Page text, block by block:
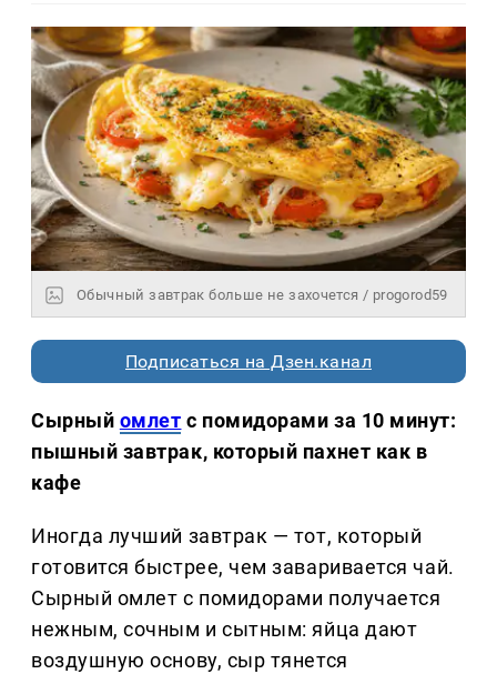
Обычный завтрак больше не захочется / progorod59
Подписаться на Дзен.канал
Сырный омлет с помидорами за 10 минут:
пышный завтрак, который пахнет как в
кафе
Иногда лучший завтрак — тот, который
готовится быстрее, чем заваривается чай.
Сырный омлет с помидорами получается
нежным, сочным и сытным: яйца дают
воздушную основу, сыр тянется